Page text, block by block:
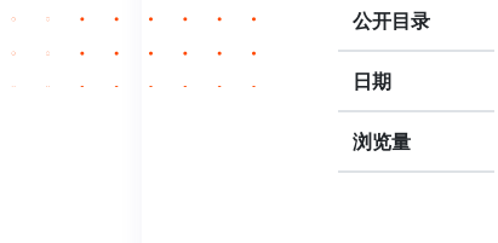
公开目录
日期
浏览量